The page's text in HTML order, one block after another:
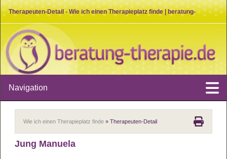
Therapeuten-Detail - Wie ich einen Therapieplatz finde | beratung-
therapie.de
Navigation
Wie ich einen Therapieplatz finde » Therapeuten-Detail
Jung Manuela